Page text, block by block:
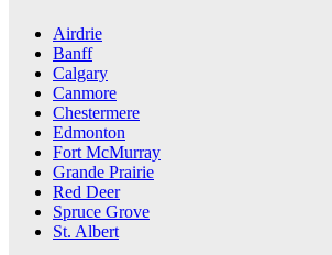
Airdrie
Banff
Calgary
Canmore
Chestermere
Edmonton
Fort McMurray
Grande Prairie
Red Deer
Spruce Grove
St. Albert